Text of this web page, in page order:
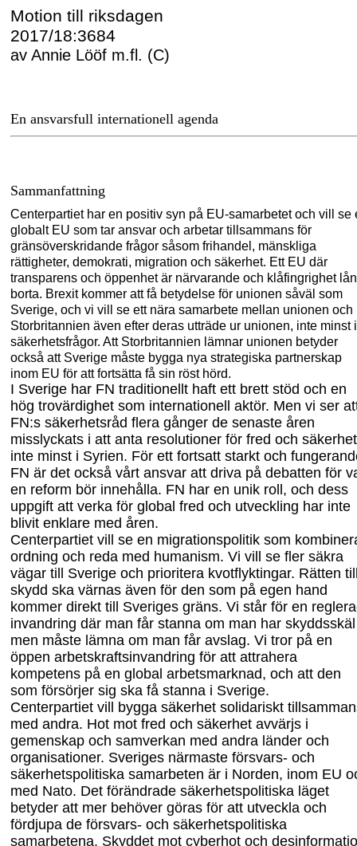
Motion till riksdagen
2017/18:3684
av Annie Lööf m.fl. (C)
En ansvarsfull internationell agenda
Sammanfattning
Centerpartiet har en positiv syn på EU-samarbetet och vill se
globalt EU som tar ansvar och arbetar tillsammans för
gränsöverskridande frågor såsom frihandel, mänskliga
rättigheter, demokrati, migration och säkerhet. Ett EU där
transparens och öppenhet är närvarande och klåfingrighet
borta. Brexit kommer att få betydelse för unionen såväl som
Sverige, och vi vill se ett nära samarbete mellan unionen och
Storbritannien även efter deras utträde ur unionen, inte minst i
säkerhetsfrågor. Att Storbritannien lämnar unionen betyder
också att Sverige måste bygga nya strategiska partnerskap
inom EU för att fortsätta få sin röst hörd.
I Sverige har FN traditionellt haft ett brett stöd och en
hög trovärdighet som internationell aktör. Men vi ser
FN:s säkerhetsråd flera gånger de senaste åren
misslyckats i att anta resolutioner för fred och
inte minst i Syrien. För ett fortsatt starkt och
FN är det också vårt ansvar att driva på debatten för
en reform bör innehålla. FN har en unik roll, och dess
uppgift att verka för global fred och utveckling har inte
blivit enklare med åren.
Centerpartiet vill se en migrationspolitik som
ordning och reda med humanism. Vi vill se fler säkra
vägar till Sverige och prioritera kvotflyktingar. Rätten
skydd ska värnas även för den som på egen hand
kommer direkt till Sveriges gräns. Vi står för en
invandring där man får stanna om man har skyddsskäl
men måste lämna om man får avslag. Vi tror på en
öppen arbetskraftsinvandring för att attrahera
kompetens på en global arbetsmarknad, och att den
som försörjer sig ska få stanna i Sverige.
Centerpartiet vill bygga säkerhet solidariskt
med andra. Hot mot fred och säkerhet avvärjs i
gemenskap och samverkan med andra länder och
organisationer. Sveriges närmaste försvars- och
säkerhetspolitiska samarbeten är i Norden, inom EU
med Nato. Det förändrade säkerhetspolitiska läget
betyder att mer behöver göras för att utveckla och
fördjupa de försvars- och säkerhetspolitiska
samarbetena. Skyddet mot cyberhot och